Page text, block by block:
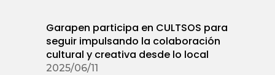
Garapen participa en CULTSOS para
seguir impulsando la colaboración
cultural y creativa desde lo local
2025/06/11